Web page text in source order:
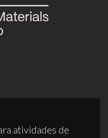
atividades de